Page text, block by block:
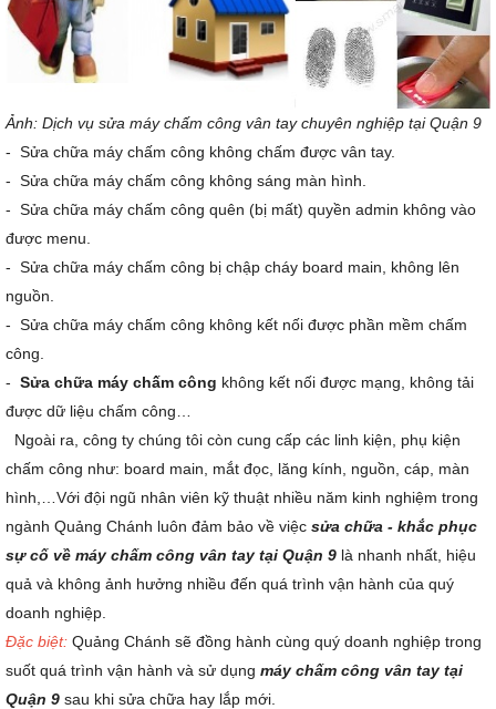
Ảnh: Dịch vụ sửa máy chấm công vân tay chuyên nghiệp tại Quận 9
- Sửa chữa máy chấm công không chấm được vân tay.
- Sửa chữa máy chấm công không sáng màn hình.
- Sửa chữa máy chấm công quên (bị mất) quyền admin không vào
được menu.
- Sửa chữa máy chấm công bị chập cháy board main, không lên
nguồn.
- Sửa chữa máy chấm công không kết nối được phần mềm chấm
công.
- Sửa chữa máy chấm công không kết nối được mạng, không tải
được dữ liệu chấm công…
Ngoài ra, công ty chúng tôi còn cung cấp các linh kiện, phụ kiện
chấm công như: board main, mắt đọc, lăng kính, nguồn, cáp, màn
hình,…Với đội ngũ nhân viên kỹ thuật nhiều năm kinh nghiệm trong
ngành Quảng Chánh luôn đảm bảo về việc sửa chữa - khắc phục
sự cố về máy chấm công vân tay tại Quận 9 là nhanh nhất, hiệu
quả và không ảnh hưởng nhiều đến quá trình vận hành của quý
doanh nghiệp.
Đặc biệt: Quảng Chánh sẽ đồng hành cùng quý doanh nghiệp trong
suốt quá trình vận hành và sử dụng máy chấm công vân tay tại
Quận 9 sau khi sửa chữa hay lắp mới.